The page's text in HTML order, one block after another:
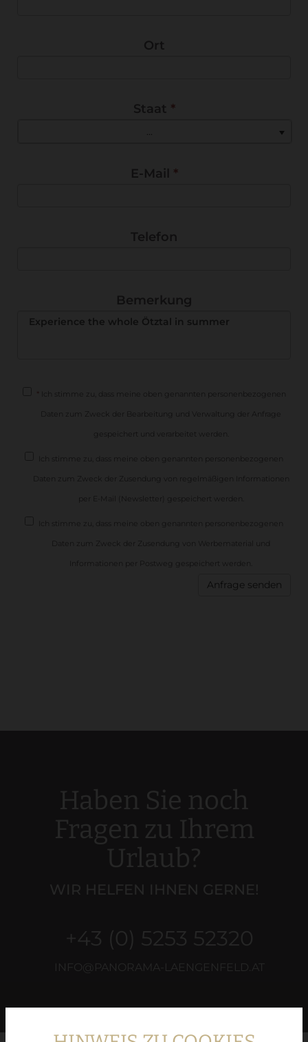
Ort
Staat *
...
E-Mail *
Telefon
Bemerkung
Ich stimme zu, dass meine oben genannten personenbezogenen
Daten zum Zweck der Bearbeitung und Verwaltung der Anfrage
gespeichert und verarbeitet werden.
Ich stimme zu, dass meine oben genannten personenbezogenen
Daten zum Zweck der Zusendung von regelmäßigen Informationen
per E-Mail (Newsletter) gespeichert werden.
Ich stimme zu, dass meine oben genannten personenbezogenen
Daten zum Zweck der Zusendung von Werbematerial und
Informationen per Postweg gespeichert werden.
Anfrage senden
Haben Sie noch
Fragen zu Ihrem
Urlaub?
WIR HELFEN IHNEN GERNE!
+43 (0) 5253 52320
INFO@PANORAMA-LAENGENFELD.AT